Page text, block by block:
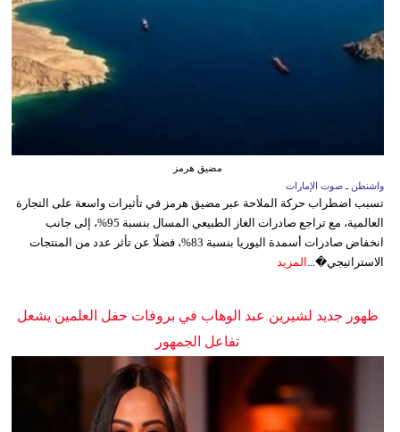
مضيق هرمز
واشنطن ـ صوت الإمارات
تسبب اضطراب حركة الملاحة عبر مضيق هرمز في تأثيرات واسعة على التجارة
العالمية، مع تراجع صادرات الغاز الطبيعي المسال بنسبة 95%، إلى جانب
انخفاض صادرات أسمدة اليوريا بنسبة 83%، فضلًا عن تأثر عدد من المنتجات
الاستراتيجي�... المزيد
ظهور جديد لشيرين عبد الوهاب في بروفات حفل العلمين يشعل
تفاعل الجمهور